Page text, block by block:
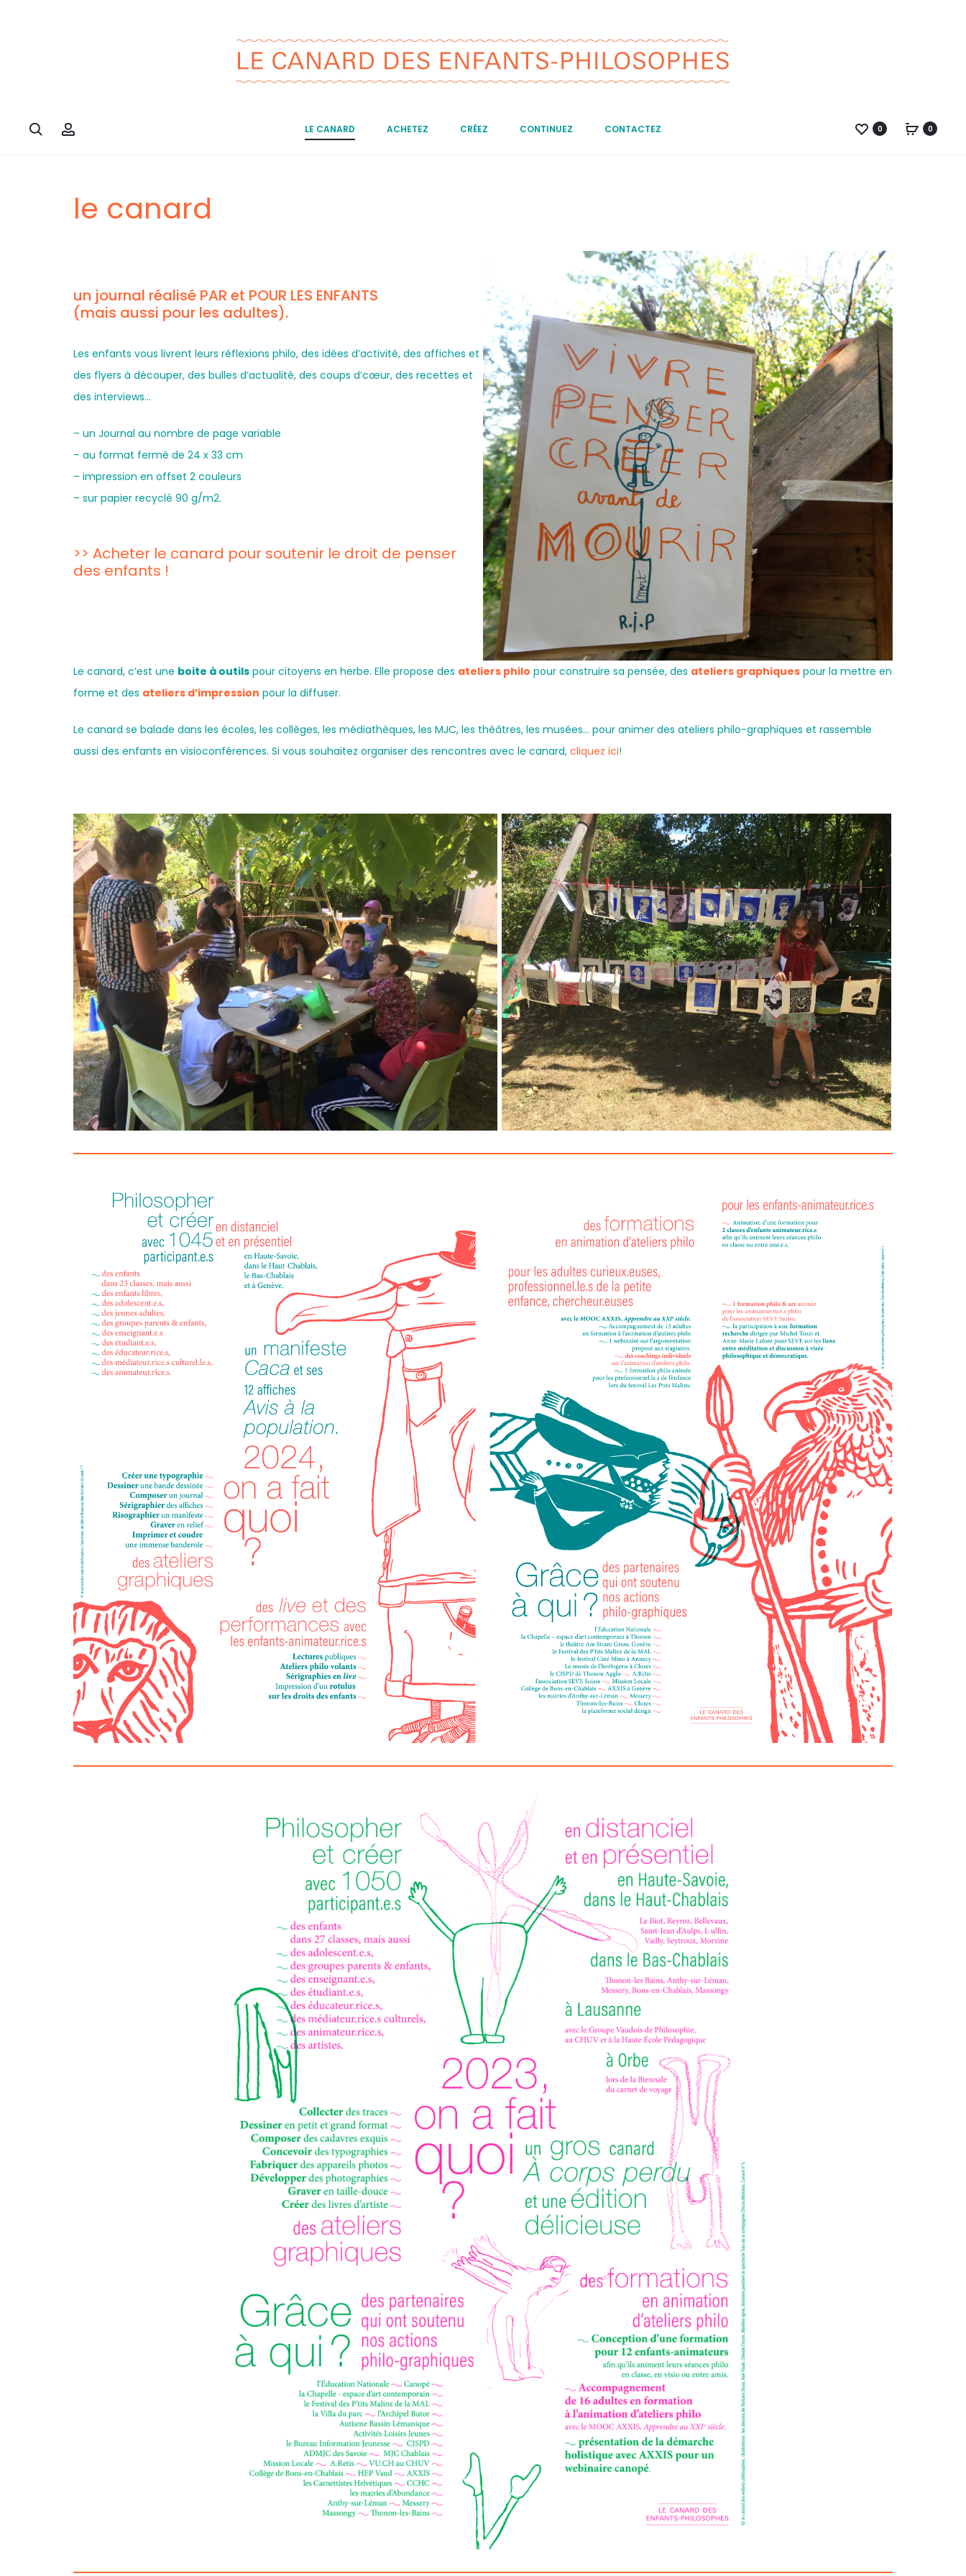
Search LE CANARD ACHETEZ CRÉEZ CONTINUEZ CONTACTEZ 0 0
le canard
un journal réalisé PAR et POUR LES ENFANTS
(mais aussi pour les adultes).
Les enfants vous livrent leurs réflexions philo, des idées d’activité, des affiches et
des flyers à découper, des bulles d’actualité, des coups d’cœur, des recettes et
des interviews…
– un Journal au nombre de page variable
– au format fermé de 24 x 33 cm
– impression en offset 2 couleurs
– sur papier recyclé 90 g/m2.
>> Acheter le canard pour soutenir le droit de penser
des enfants !
Le canard, c’est une boite à outils pour citoyens en herbe. Elle propose des ateliers philo pour construire sa pensée, des ateliers graphiques pour la mettre en
forme et des ateliers d’impression pour la diffuser.
Le canard se balade dans les écoles, les collèges, les médiathèques, les MJC, les théâtres, les musées… pour animer des ateliers philo-graphiques et rassemble
aussi des enfants en visioconférences. Si vous souhaitez organiser des rencontres avec le canard, cliquez ici!